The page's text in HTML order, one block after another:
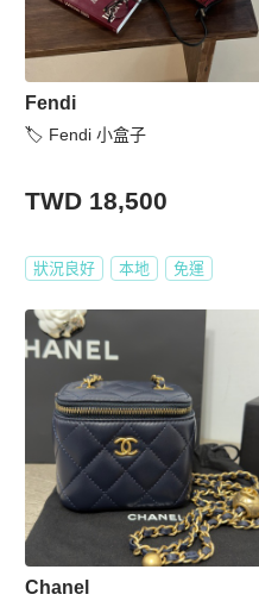
Fendi
🏷️ Fendi 小盒子
TWD 18,500
狀況良好 本地 免運
Chanel